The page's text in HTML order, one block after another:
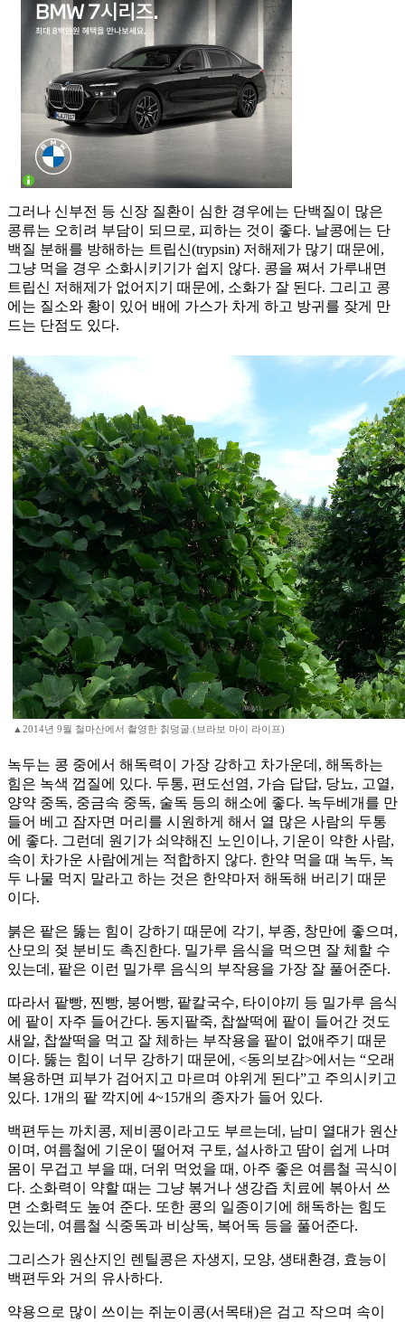
그러나 신부전 등 신장 질환이 심한 경우에는 단백질이 많은
콩류는 오히려 부담이 되므로, 피하는 것이 좋다. 날콩에는 단
백질 분해를 방해하는 트립신(trypsin) 저해제가 많기 때문에,
그냥 먹을 경우 소화시키기가 쉽지 않다. 콩을 쪄서 가루내면
트립신 저해제가 없어지기 때문에, 소화가 잘 된다. 그리고 콩
에는 질소와 황이 있어 배에 가스가 차게 하고 방귀를 잦게 만
드는 단점도 있다.
▲2014년 9월 철마산에서 촬영한 칡덩굴.(브라보 마이 라이프)
녹두는 콩 중에서 해독력이 가장 강하고 차가운데, 해독하는
힘은 녹색 껍질에 있다. 두통, 편도선염, 가슴 답답, 당뇨, 고열,
양약 중독, 중금속 중독, 술독 등의 해소에 좋다. 녹두베개를 만
들어 베고 잠자면 머리를 시원하게 해서 열 많은 사람의 두통
에 좋다. 그런데 원기가 쇠약해진 노인이나, 기운이 약한 사람,
속이 차가운 사람에게는 적합하지 않다. 한약 먹을 때 녹두, 녹
두 나물 먹지 말라고 하는 것은 한약마저 해독해 버리기 때문
이다.
붉은 팥은 뚫는 힘이 강하기 때문에 각기, 부종, 창만에 좋으며,
산모의 젖 분비도 촉진한다. 밀가루 음식을 먹으면 잘 체할 수
있는데, 팥은 이런 밀가루 음식의 부작용을 가장 잘 풀어준다.
따라서 팥빵, 찐빵, 붕어빵, 팥칼국수, 타이야끼 등 밀가루 음식
에 팥이 자주 들어간다. 동지팥죽, 찹쌀떡에 팥이 들어간 것도
새알, 찹쌀떡을 먹고 잘 체하는 부작용을 팥이 없애주기 때문
이다. 뚫는 힘이 너무 강하기 때문에, <동의보감>에서는 “오래
복용하면 피부가 검어지고 마르며 야위게 된다”고 주의시키고
있다. 1개의 팥 깍지에 4~15개의 종자가 들어 있다.
백편두는 까치콩, 제비콩이라고도 부르는데, 남미 열대가 원산
이며, 여름철에 기운이 떨어져 구토, 설사하고 땀이 쉽게 나며
몸이 무겁고 부을 때, 더위 먹었을 때, 아주 좋은 여름철 곡식이
다. 소화력이 약할 때는 그냥 볶거나 생강즙 치료에 볶아서 쓰
면 소화력도 높여 준다. 또한 콩의 일종이기에 해독하는 힘도
있는데, 여름철 식중독과 비상독, 복어독 등을 풀어준다.
그리스가 원산지인 렌틸콩은 자생지, 모양, 생태환경, 효능이
백편두와 거의 유사하다.
약용으로 많이 쓰이는 쥐눈이콩(서목태)은 검고 작으며 속이